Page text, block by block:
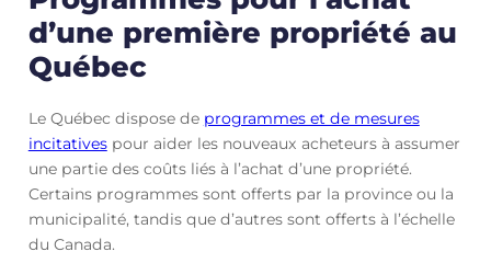
d’une première propriété au
Québec
Le Québec dispose de programmes et de mesures
incitativespour aider les nouveaux acheteurs à assumer
une partie des coûts liés à l’achat d’une propriété.
Certains programmes sont offerts par la province ou la
municipalité, tandis que d’autres sont offerts à l’échelle
du Canada.